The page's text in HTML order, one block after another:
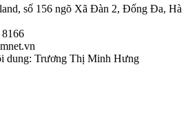
số 156 ngõ Xã Đàn 2, Đống Đa, Hà
dung: Trương Thị Minh Hưng